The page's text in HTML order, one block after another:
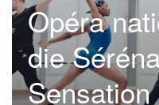
Opéra
die
Sensation